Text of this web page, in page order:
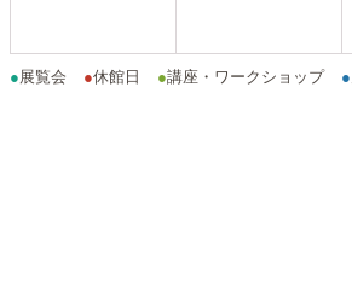
●展覧会 ●休館日 ●講座・ワークショップ ●